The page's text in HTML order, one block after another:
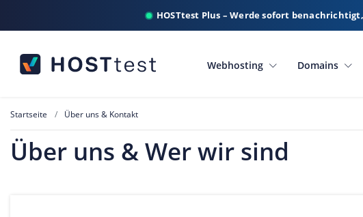
HOSTtest Plus – Werde sofort
Webhosting Domains
Startseite Über uns & Kontakt
Über uns & Wer wir sind